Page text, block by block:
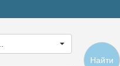
Найти